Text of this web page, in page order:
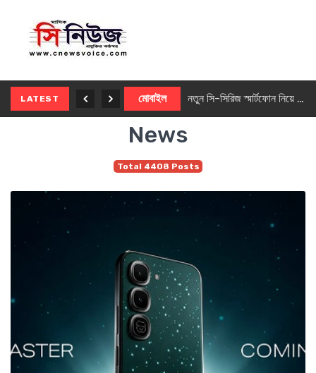
LATEST মোবাইল নতুন সি-সিরিজ স্মার্টফোন নিয়ে আসছে রিয়েলমি
News
Total 4408 Posts